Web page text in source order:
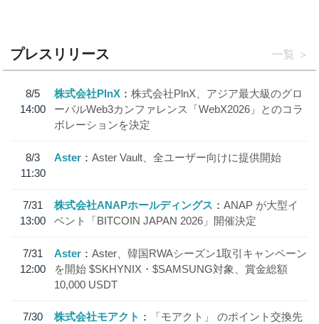
プレスリリース 一覧
8/5
14:00
株式会社PlnX
株式会社PlnX、アジア最大級のグロ
ーバルWeb3カンファレンス「WebX2026」とのコラ
ボレーションを決定
8/3
11:30
Aster Aster Vault、全ユーザー向けに提供開始
7/31
13:00
株式会社ANAPホールディングス
ANAP が大型イ
ベント「BITCOIN JAPAN 2026」開催決定
7/31
12:00
Aster
Aster、韓国RWAシーズン1取引キャンペーン
を開始 $SKHYNIX・$SAMSUNG対象、賞金総額
10,000 USDT
7/30
株式会社モアクト
「モアクト」 のポイント交換先